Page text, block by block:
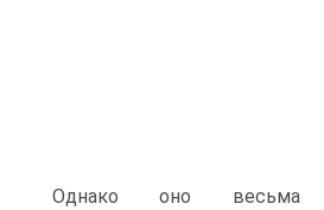
Однако оно весьма